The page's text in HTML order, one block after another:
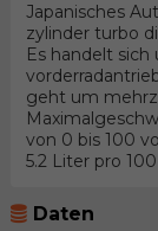
Japanisches
zylinder turbo
Es handelt
geht um
von 0 bis 100
5.2 Liter pro
Daten